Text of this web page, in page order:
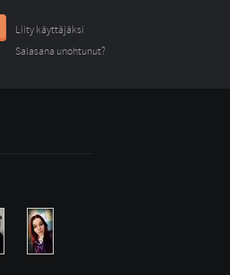
Liity käyttäjäksi
Salasana unohtunut?